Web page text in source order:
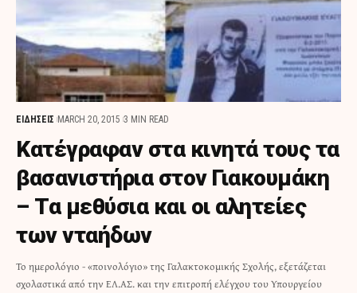
ΕΙΔΗΣΕΙΣ MARCH 20, 2015 3 MIN READ
Κατέγραφαν στα κινητά τους τα
βασανιστήρια στον Γιακουμάκη
– Τα μεθύσια και οι αλητείες
των νταήδων
Το ημερολόγιο - «ποινολόγιο» της Γαλακτοκομικής Σχολής, εξετάζεται
σχολαστικά από την ΕΛ.ΑΣ. και την επιτροπή ελέγχου του Υπουργείου